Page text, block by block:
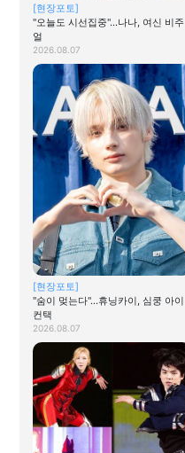
[현장포토]
"오늘도 시선집중"…나나, 여신 비주
얼
2026.08.07
[현장포토]
"숨이 멎는다"…휴닝카이, 심쿵 아이
컨택
2026.08.07